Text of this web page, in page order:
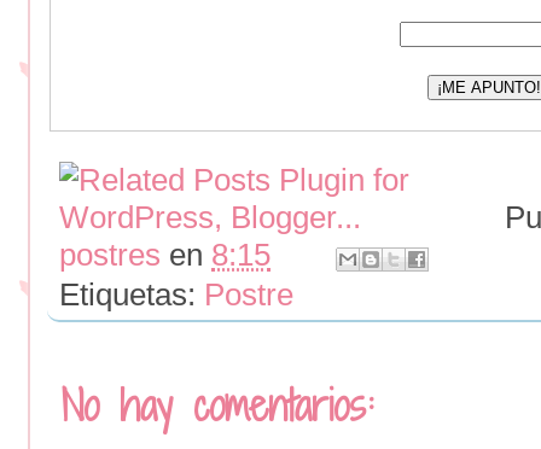
postres en 8:15
Etiquetas: Postre
No hay comentarios: